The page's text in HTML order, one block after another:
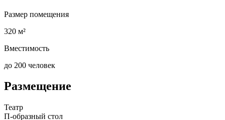
Размер помещения
320 м²
Вместимость
до 200 человек
Размещение
Театр
П-образный стол